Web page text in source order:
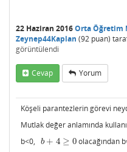
22 Haziran 2016Orta Öğretim
Zeynep44Kaplan (92 puan)
görüntülendi
Cevap Yorum
Köşeli parantezlerin görevi
Mutlak değer anlamında
b<0,
b + 4 ≥ 0
b+4 ≥0
olacağından